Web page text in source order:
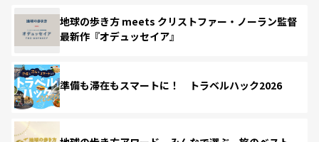
地球の歩き方 meets クリストファー・ノーラン監督
最新作『オデュッセイア』
準備も滞在もスマートに！ トラベルハック2026